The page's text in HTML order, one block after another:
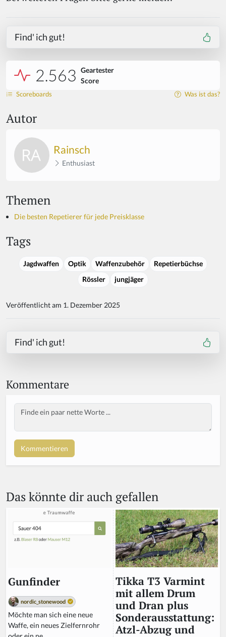
Find' ich gut!
2.563 Geartester
Score
Scoreboards Was ist das?
Autor
Rainsch
Enthusiast
Themen
Die besten Repetierer für jede Preisklasse
Tags
Jagdwaffen Optik Waffenzubehör
Repetierbüchse
Rössler
jungjäger
Veröffentlicht am 1. Dezember 2025
Find' ich gut!
Kommentare
Body
Das könnte dir auch gefallen
Gunfinder
nordic_stonewood
Möchte man sich eine neue
Waffe, ein neues Zielfernrohr
Tikka T3 Varmint
mit allem Drum
und Dran plus
Sonderausstattung:
Atzl-Abzug und